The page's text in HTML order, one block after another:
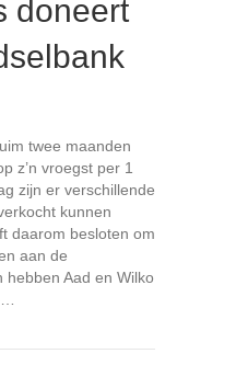
doneert
twee maanden
z’n vroegst per 1
zijn er verschillende
kunnen
daarom besloten om
aan de
hebben Aad en Wilko
doneert aan de